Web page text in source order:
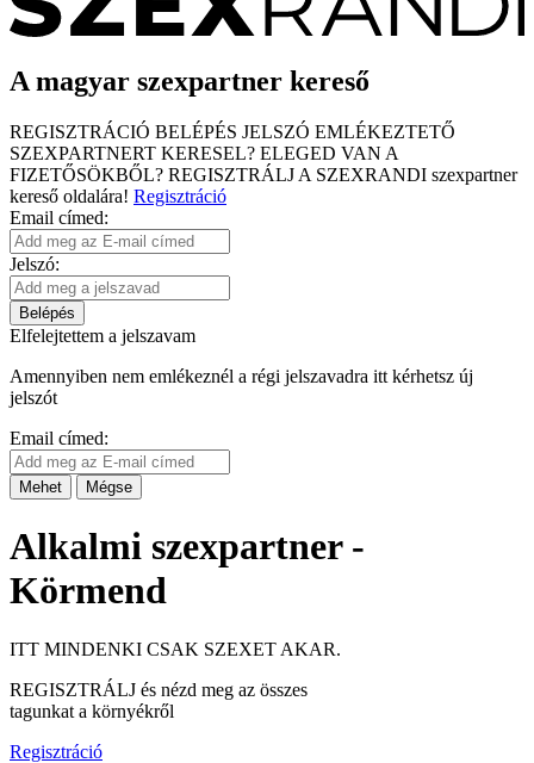
A magyar szexpartner kereső
REGISZTRÁCIÓ BELÉPÉS JELSZÓ EMLÉKEZTETŐ
SZEXPARTNERT KERESEL? ELEGED VAN A
FIZETŐSÖKBŐL? REGISZTRÁLJ A SZEXRANDI szexpartner
kereső oldalára! Regisztráció
Email címed:
Jelszó:
Belépés
Elfelejtettem a jelszavam
Amennyiben nem emlékeznél a régi jelszavadra itt kérhetsz új
jelszót
Email címed:
Mehet Mégse
Alkalmi szexpartner -
Körmend
ITT MINDENKI CSAK SZEXET AKAR.
REGISZTRÁLJ és nézd meg az összes
tagunkat a környékről
Regisztráció